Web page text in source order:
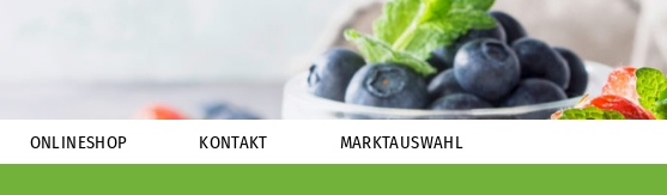
ONLINESHOP KONTAKT MARKTAUSWAHL